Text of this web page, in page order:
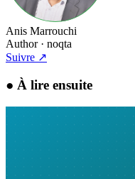
Anis Marrouchi
Author· noqta
Suivre ↗
● À lire ensuite